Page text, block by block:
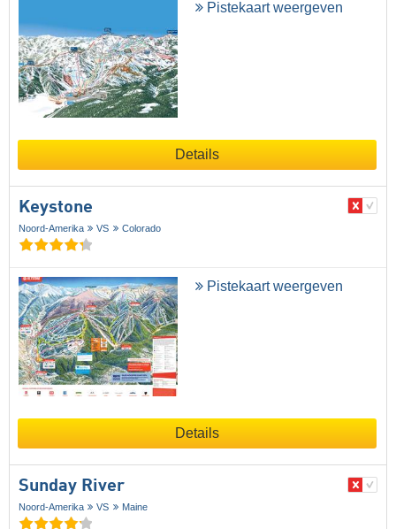
Pistekaart weergeven
Details
Keystone
Noord-Amerika VS Colorado
Pistekaart weergeven
Details
Sunday River
Noord-Amerika VS Maine